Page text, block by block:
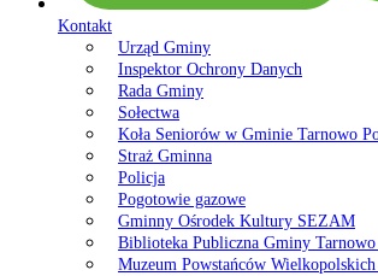
Kontakt
Urząd Gminy
Inspektor Ochrony Danych
Rada Gminy
Sołectwa
Koła Seniorów w Gminie Tarnowo
Straż Gminna
Policja
Pogotowie gazowe
Gminny Ośrodek Kultury SEZAM
Biblioteka Publiczna Gminy Tarnowo
Muzeum Powstańców